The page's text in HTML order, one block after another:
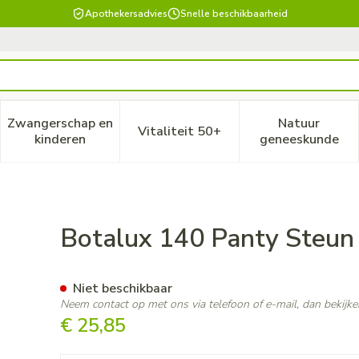
Apothekersadvies Snelle beschikbaarheid
verzorging en hygiëne categorie
voor Dieet, voeding en vitamines categorie
Zwangerschap en
kinderenToon submenu voor Zwangerschap en kinderen
Vitaliteit 50+Toon submenu voor Vitaliteit
Natuur
geneeskunde
Toon
Botalux 140 Panty Steun
€ 25,85
Niet beschikbaar
Neem contact op met ons via telefoon of e-mail, dan